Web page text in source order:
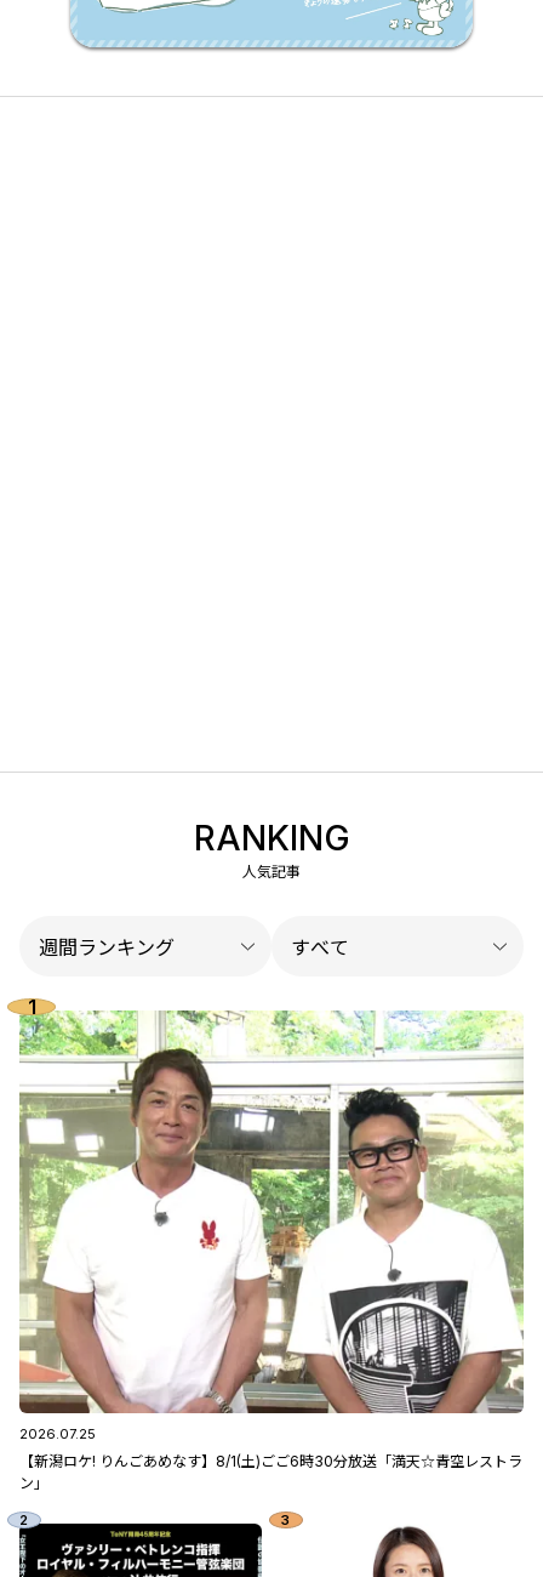
RANKING
人気記事
2026.07.25
【新潟ロケ! りんごあめなす】8/1(土)ごご6時30分放送「満天☆青空レストラ
ン」